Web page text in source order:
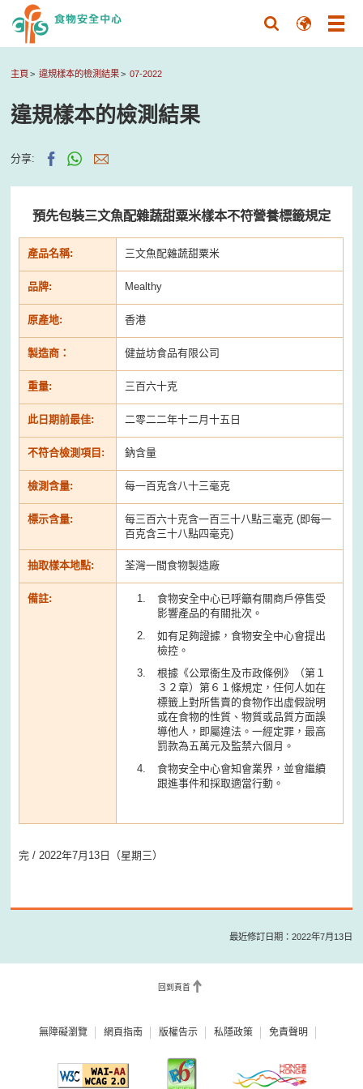
主頁 違規樣本的檢測結果 07-2022
違規樣本的檢測結果
分享:
預先包裝三文魚配雜蔬甜粟米樣本不符營養標籤規定
產品名稱: 三文魚配雜蔬甜粟米
品牌: Mealthy
原產地: 香港
製造商： 健益坊食品有限公司
重量: 三百六十克
此日期前最佳: 二零二二年十二月十五日
不符合檢測項目: 鈉含量
檢測含量: 每一百克含八十三毫克
標示含量:
每三百六十克含一百三十八點三毫克 (即每一
百克含三十八點四毫克)
抽取樣本地點: 荃灣一間食物製造廠
備註:
食物安全中心已呼籲有關商戶停售受
影響產品的有關批次。
如有足夠證據，食物安全中心會提出
檢控。
根據《公眾衞生及市政條例》（第１
３２章）第６１條規定，任何人如在
標籤上對所售賣的食物作出虛假說明
或在食物的性質、物質或品質方面誤
導他人，即屬違法。一經定罪，最高
罰款為五萬元及監禁六個月。
食物安全中心會知會業界，並會繼續
跟進事件和採取適當行動。
完 / 2022年7月13日（星期三）
最近修訂日期：2022年7月13日
回到頁首
無障礙瀏覽 網頁指南 版權告示 私隱政策 免責聲明